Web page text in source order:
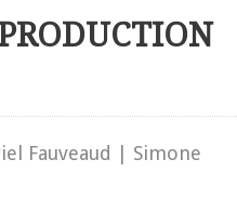
Fauveaud | Simone